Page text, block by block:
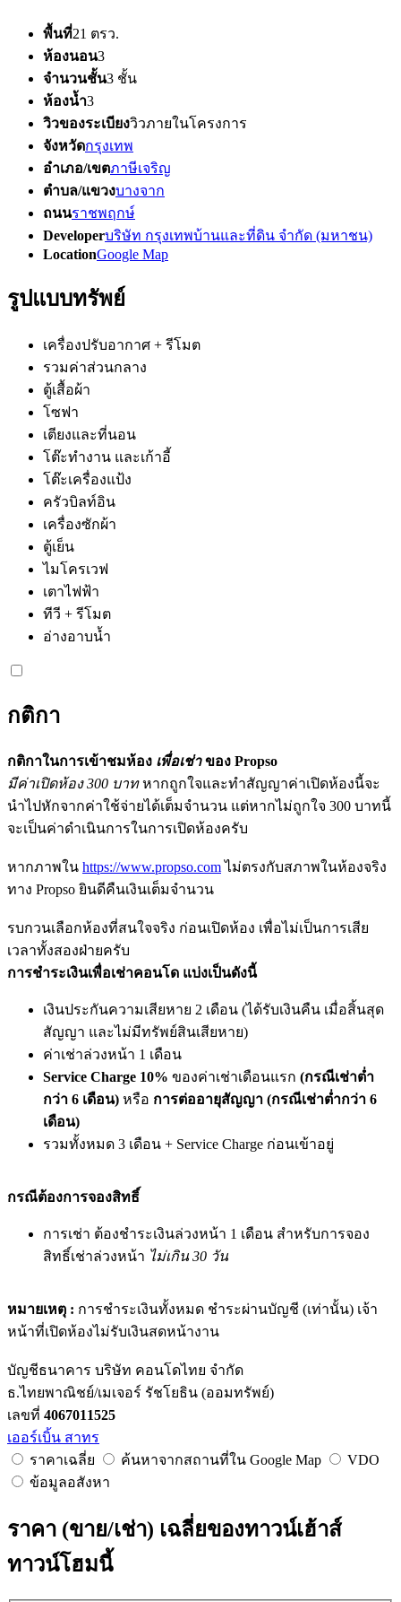
พื้นที่21 ตรว.
ห้องนอน3
จำนวนชั้น3 ชั้น
ห้องน้ำ3
วิวของระเบียงวิวภายในโครงการ
จังหวัดกรุงเทพ
อำเภอ/เขตภาษีเจริญ
ตำบล/แขวงบางจาก
ถนนราชพฤกษ์
Developerบริษัท กรุงเทพบ้านและที่ดิน จำกัด (มหาชน)
LocationGoogle Map
รูปแบบทรัพย์
เครื่องปรับอากาศ + รีโมต
รวมค่าส่วนกลาง
ตู้เสื้อผ้า
โซฟา
เตียงและที่นอน
โต๊ะทำงาน และเก้าอี้
โต๊ะเครื่องแป้ง
ครัวบิลท์อิน
เครื่องซักผ้า
ตู้เย็น
ไมโครเวฟ
เตาไฟฟ้า
ทีวี + รีโมต
อ่างอาบน้ำ
กติกา
กติกาในการเข้าชมห้อง เพื่อเช่าของ Propso
มีค่าเปิดห้อง 300 บาทหากถูกใจและทำสัญญาค่าเปิดห้องนี้จะ
นำไปหักจากค่าใช้จ่ายได้เต็มจำนวน แต่หากไม่ถูกใจ 300 บาทนี้
จะเป็นค่าดำเนินการในการเปิดห้องครับ
หากภาพใน https://www.propso.com ไม่ตรงกับสภาพในห้องจริง
ทาง Propso ยินดีคืนเงินเต็มจำนวน
รบกวนเลือกห้องที่สนใจจริง ก่อนเปิดห้อง เพื่อไม่เป็นการเสีย
เวลาทั้งสองฝ่ายครับ
การชำระเงินเพื่อเช่าคอนโด แบ่งเป็นดังนี้
เงินประกันความเสียหาย 2 เดือน (ได้รับเงินคืน เมื่อสิ้นสุด
สัญญา และไม่มีทรัพย์สินเสียหาย)
ค่าเช่าล่วงหน้า 1 เดือน
Service Charge 10% ของค่าเช่าเดือนแรก (กรณีเช่าต่ำ
กว่า 6 เดือน) หรือ การต่ออายุสัญญา (กรณีเช่าต่ำกว่า 6
เดือน)
รวมทั้งหมด 3 เดือน + Service Charge ก่อนเข้าอยู่
กรณีต้องการจองสิทธิ์
การเช่า ต้องชำระเงินล่วงหน้า 1 เดือน สำหรับการจอง
สิทธิ์เช่าล่วงหน้า ไม่เกิน 30 วัน
หมายเหตุ : การชำระเงินทั้งหมด ชำระผ่านบัญชี (เท่านั้น) เจ้า
หน้าที่เปิดห้องไม่รับเงินสดหน้างาน
บัญชีธนาคาร บริษัท คอนโดไทย จำกัด
ธ.ไทยพาณิชย์/เมเจอร์ รัชโยธิน (ออมทรัพย์)
เลขที่ 4067011525
เออร์เบิ้น สาทร
ราคาเฉลี่ย
ค้นหาจากสถานที่ใน Google Map
VDO
ข้อมูลอสังหา
ราคา (ขาย/เช่า) เฉลี่ยของทาวน์เฮ้าส์
ทาวน์โฮมนี้